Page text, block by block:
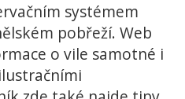
systémem
pobřeží. Web
o vile samotné i